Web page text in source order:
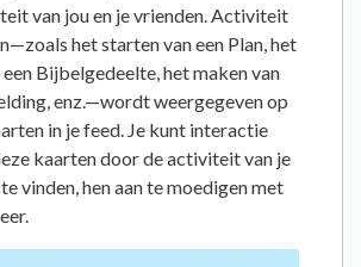
van jou en je vrienden. Activiteit
het starten van een Plan, het
Bijbelgedeelte, het maken van
enz.—wordt weergegeven op
in je feed. Je kunt interactie
kaarten door de activiteit van je
vinden, hen aan te moedigen met